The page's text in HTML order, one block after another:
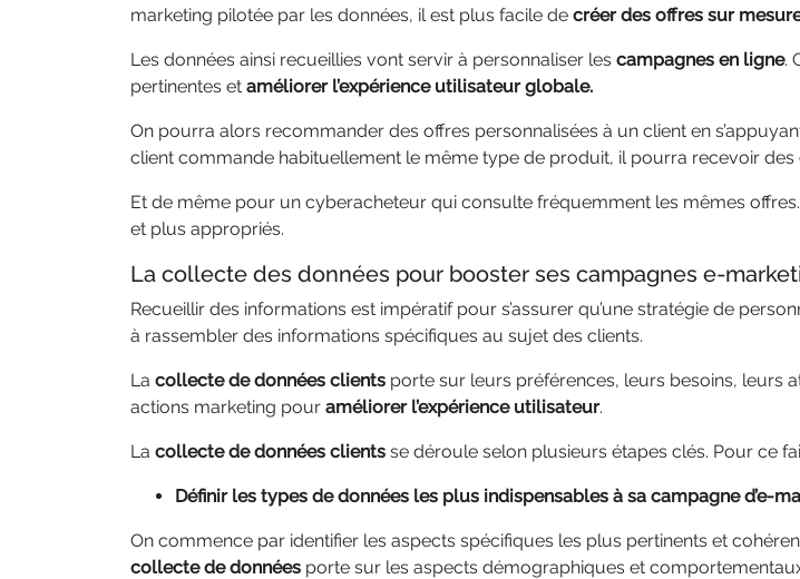
marketing pilotée par les données, il est plus facile de créer des offres sur
Les données ainsi recueillies vont servir à personnaliser les campagnes en ligne.
pertinentes et améliorer l’expérience utilisateur globale.
On pourra alors recommander des offres personnalisées à un client en
client commande habituellement le même type de produit, il pourra recevoir des
Et de même pour un cyberacheteur qui consulte fréquemment les mêmes
et plus appropriés.
La collecte des données pour booster ses campagnes e-
Recueillir des informations est impératif pour s’assurer qu’une stratégie de
à rassembler des informations spécifiques au sujet des clients.
La collecte de données clients porte sur leurs préférences, leurs besoins, leurs
actions marketing pour améliorer l’expérience utilisateur.
La collecte de données clients se déroule selon plusieurs étapes clés. Pour ce
Définir les types de données les plus indispensables à sa campagne d’e-
On commence par identifier les aspects spécifiques les plus pertinents et
collecte de données porte sur les aspects démographiques et